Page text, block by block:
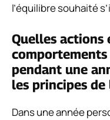
l’équilibre souhaité
Quelles actions
comportements
pendant une
les principes
Dans une année